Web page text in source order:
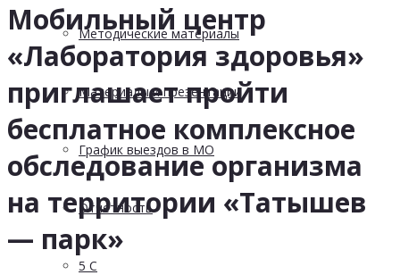
Методические материалы
Материалы и презентации
График выездов в МО
Отчетность
5 С
Мобильный центр
«Лаборатория здоровья»
приглашает пройти
бесплатное комплексное
обследование организма
на территории «Татышев
— парк»